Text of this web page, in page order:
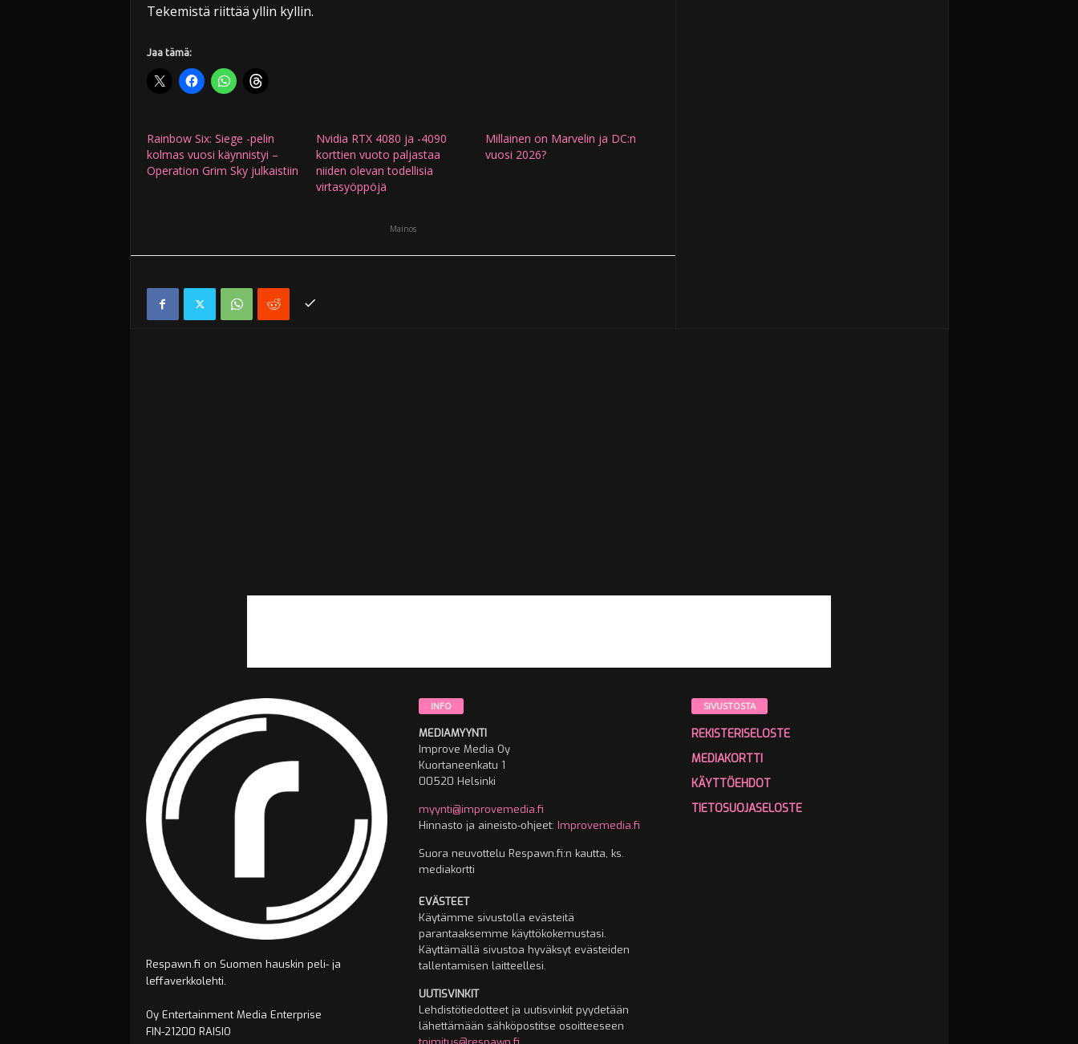
Tekemistä riittää yllin kyllin.
Jaa tämä:
Rainbow Six: Siege -pelin
kolmas vuosi käynnistyi –
Operation Grim Sky julkaistiin
Nvidia RTX 4080 ja -4090
korttien vuoto paljastaa
niiden olevan todellisia
virtasyöppöjä
Millainen on Marvelin ja DC:n
vuosi 2026?
Mainos
Respawn.fi on Suomen hauskin peli- ja
leffaverkkolehti.
Oy Entertainment Media Enterprise
FIN-21200 RAISIO
INFO
MEDIAMYYNTI
Improve Media Oy
Kuortaneenkatu 1
00520 Helsinki
myynti@improvemedia.fi
Hinnasto ja aineisto-ohjeet: Improvemedia.fi
Suora neuvottelu Respawn.fi:n kautta, ks.
mediakortti
EVÄSTEET
Käytämme sivustolla evästeitä
parantaaksemme käyttökokemustasi.
Käyttämällä sivustoa hyväksyt evästeiden
tallentamisen laitteellesi.
UUTISVINKIT
Lehdistötiedotteet ja uutisvinkit pyydetään
lähettämään sähköpostitse osoitteeseen
SIVUSTOSTA
REKISTERISELOSTE
MEDIAKORTTI
KÄYTTÖEHDOT
TIETOSUOJASELOSTE